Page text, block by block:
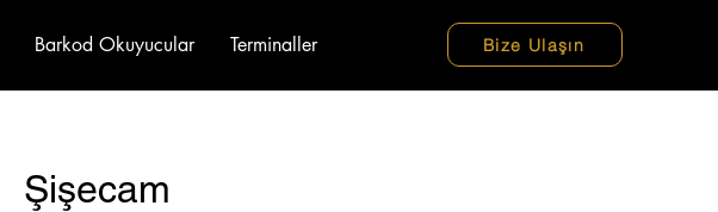
Barkod Okuyucular Terminaller Bize Ulaşın
Şişecam